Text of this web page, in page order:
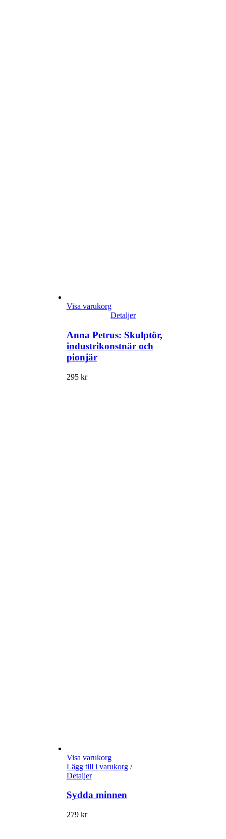
Visa varukorg
Detaljer
Anna Petrus: Skulptör,
industrikonstnär och
pionjär
295 kr
Visa varukorg
Lägg till i varukorg/
Detaljer
Sydda minnen
279 kr